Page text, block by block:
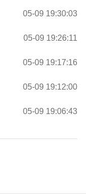
05-09 19:30:03
05-09 19:26:11
05-09 19:17:16
05-09 19:12:00
05-09 19:06:43